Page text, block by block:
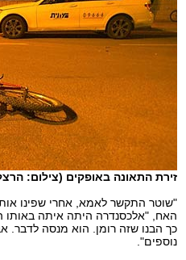
זירת התאונה באופקים (צילום:
"שוטר התקשר לאמא, אחרי שפינו
האח, "אלכסנדרה היתה איתה באותו
כך הבנו שזה רומן. הוא מנסה לדבר.
נוספים".